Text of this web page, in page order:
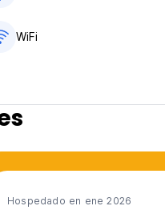
WiFi
Hospedado en ene 2026